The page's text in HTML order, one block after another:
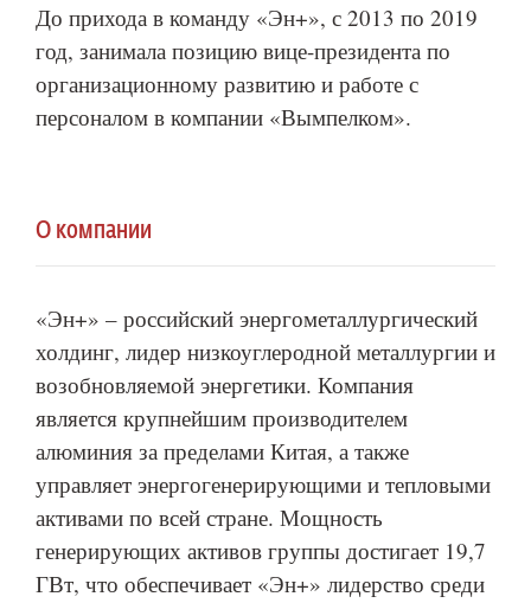
До прихода в команду «Эн+», с 2013 по 2019
год, занимала позицию вице-президента по
организационному развитию и работе с
персоналом в компании «Вымпелком».
О компании
«Эн+» – российский энергометаллургический
холдинг, лидер низкоуглеродной металлургии и
возобновляемой энергетики. Компания
является крупнейшим производителем
алюминия за пределами Китая, а также
управляет энергогенерирующими и тепловыми
активами по всей стране. Мощность
генерирующих активов группы достигает 19,7
ГВт, что обеспечивает «Эн+» лидерство среди